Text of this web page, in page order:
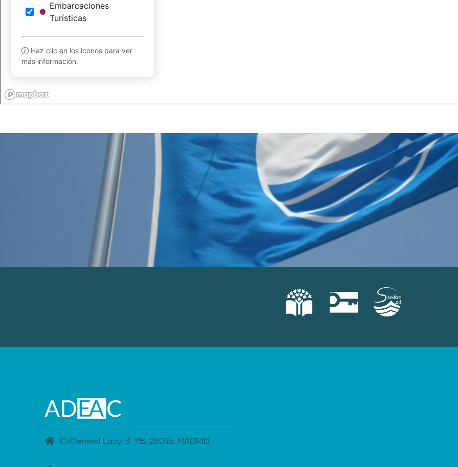
C/General Lacy, 3. 1ºB. 28045. MADRID